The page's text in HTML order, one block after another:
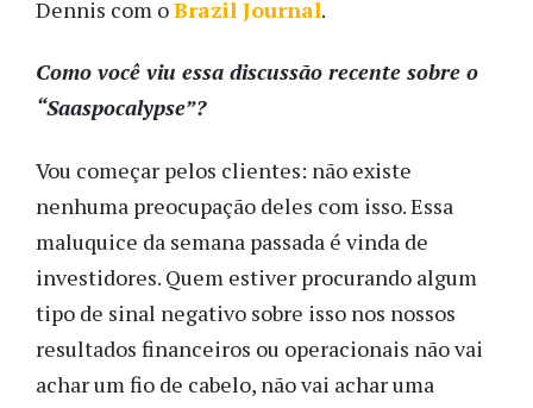
Dennis com oBrazil Journal.
Como você viu essa discussão recente sobre o
“Saaspocalypse”?
Vou começar pelos clientes: não existe
nenhuma preocupação deles com isso. Essa
maluquice da semana passada é vinda de
investidores. Quem estiver procurando algum
tipo de sinal negativo sobre isso nos nossos
resultados financeiros ou operacionais não vai
achar um fio de cabelo, não vai achar uma